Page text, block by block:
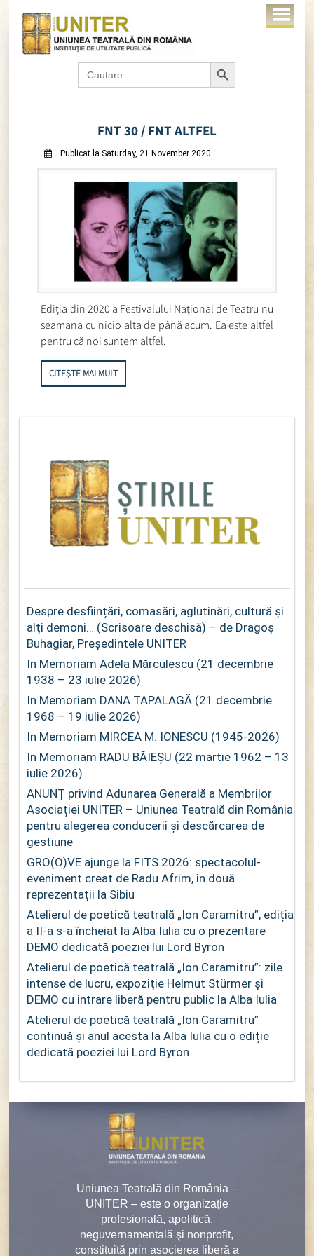
Search
for:
Search Button
FNT 30 / FNT ALTFEL
Publicat la Saturday, 21 November 2020
Ediția din 2020 a Festivalului Naţional de Teatru nu
seamănă cu nicio alta de până acum. Ea este altfel
pentru că noi suntem altfel.
CITEȘTE MAI MULT
Despre desființări, comasări, aglutinări, cultură și
alți demoni… (Scrisoare deschisă) – de Dragoș
Buhagiar, Președintele UNITER
In Memoriam Adela Mărculescu (21 decembrie
1938 – 23 iulie 2026)
In Memoriam DANA TAPALAGĂ (21 decembrie
1968 – 19 iulie 2026)
In Memoriam MIRCEA M. IONESCU (1945-2026)
In Memoriam RADU BĂIEȘU (22 martie 1962 – 13
iulie 2026)
ANUNȚ privind Adunarea Generală a Membrilor
Asociației UNITER – Uniunea Teatrală din România
pentru alegerea conducerii și descărcarea de
gestiune
GRO(O)VE ajunge la FITS 2026: spectacolul-
eveniment creat de Radu Afrim, în două
reprezentații la Sibiu
Atelierul de poetică teatrală „Ion Caramitru”, ediția
a II-a s-a încheiat la Alba Iulia cu o prezentare
DEMO dedicată poeziei lui Lord Byron
Atelierul de poetică teatrală „Ion Caramitru”: zile
intense de lucru, expoziție Helmut Stürmer și
DEMO cu intrare liberă pentru public la Alba Iulia
Atelierul de poetică teatrală „Ion Caramitru”
continuă și anul acesta la Alba Iulia cu o ediție
dedicată poeziei lui Lord Byron
Uniunea Teatrală din România –
UNITER – este o organizaţie
profesională, apolitică,
neguvernamentală şi nonprofit,
constituită prin asocierea liberă a